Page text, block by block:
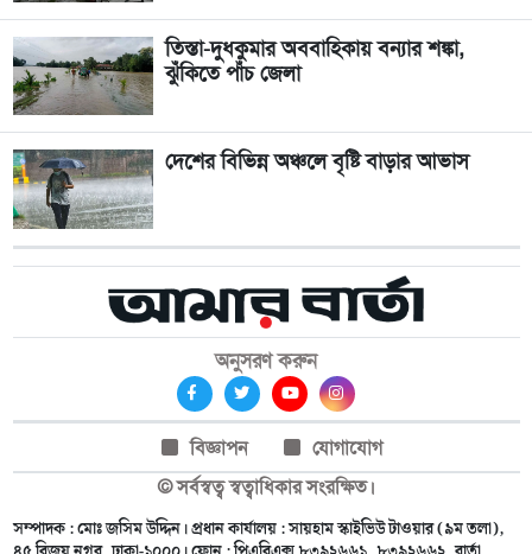
তিস্তা-দুধকুমার অববাহিকায় বন্যার শঙ্কা,
ঝুঁকিতে পাঁচ জেলা
দেশের বিভিন্ন অঞ্চলে বৃষ্টি বাড়ার আভাস
অনুসরণ করুন
বিজ্ঞাপন
যোগাযোগ
© সর্বস্বত্ব স্বত্বাধিকার সংরক্ষিত।
সম্পাদক : মোঃ জসিম উদ্দিন। প্রধান কার্যালয় : সায়হাম স্কাইভিউ টাওয়ার (৯ম তলা),